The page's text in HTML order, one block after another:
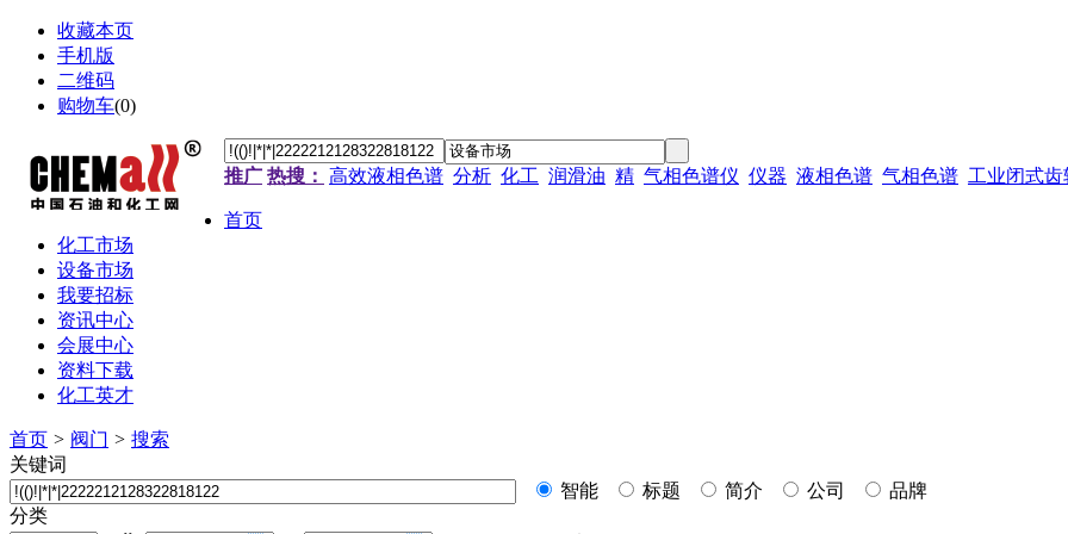
收藏本页
手机版
二维码
购物车(0)
推广 热搜： 高效液相色谱 分析 化工 润滑油 精 气相色谱仪 仪器 液相色谱 气相色谱 工业闭式齿
首页
化工市场
设备市场
我要招标
资讯中心
会展中心
资料下载
化工英才
首页 > 阀门 > 搜索
关键词
智能
标题 简介 公司
品牌
分类